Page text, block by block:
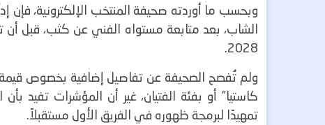
وبحسب ما أوردته صحيفة المنتخب الإلكترونية، فإن
الشاب، بعد متابعة مستواه الفني عن كثب، قبل أن
2028.
ولم تُفصح الصحيفة عن تفاصيل إضافية بخصوص قيمة
كاستيا” أو بفئة الفتيان، غير أن المؤشرات تفيد
تمهيدًا لبرمجة ظهوره في الفريق الأول مستقبلاً.